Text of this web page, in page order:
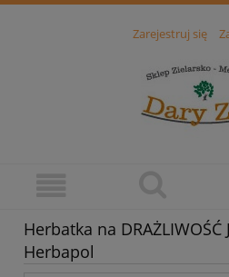
Zarejestruj się
Herbatka na DRAŻLIWOŚĆ
Herbapol